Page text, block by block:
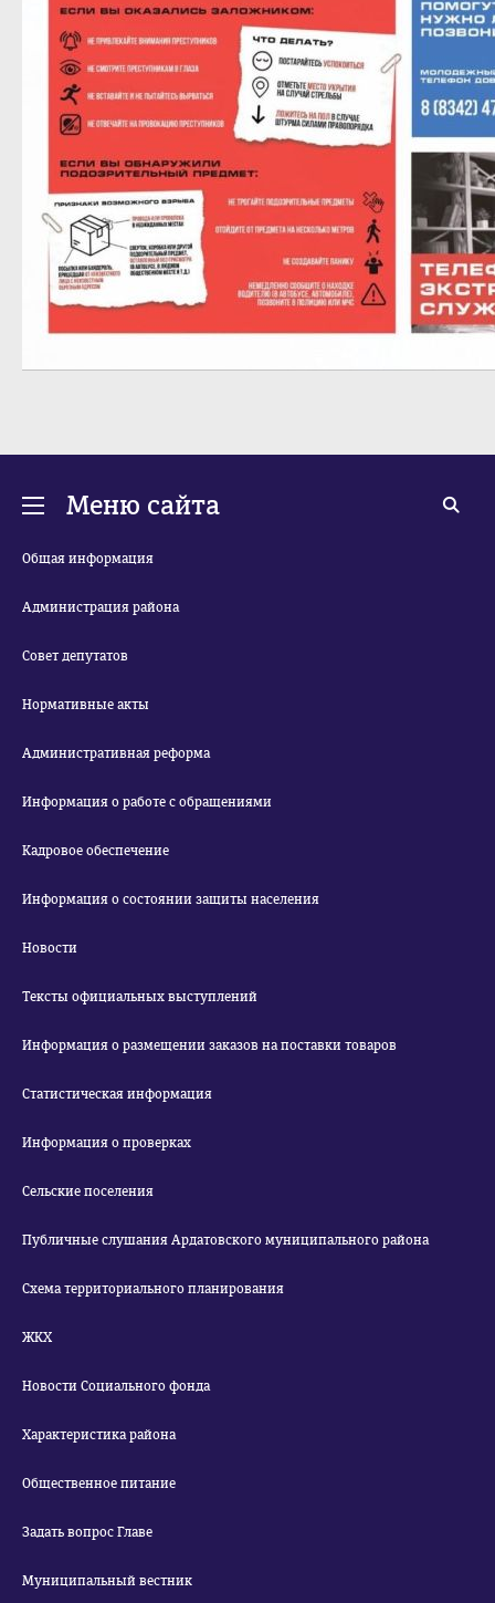
Меню сайта
Общая информация
Администрация района
Совет депутатов
Нормативные акты
Административная реформа
Информация о работе с обращениями
Кадровое обеспечение
Информация о состоянии защиты населения
Новости
Тексты официальных выступлений
Информация о размещении заказов на поставки товаров
Статистическая информация
Информация о проверках
Сельские поселения
Публичные слушания Ардатовского муниципального района
Схема территориального планирования
ЖКХ
Новости Социального фонда
Характеристика района
Общественное питание
Задать вопрос Главе
Муниципальный вестник